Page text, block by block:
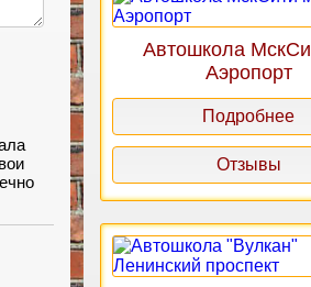
Автошкола
Аэропорт
Подробнее
Отзывы